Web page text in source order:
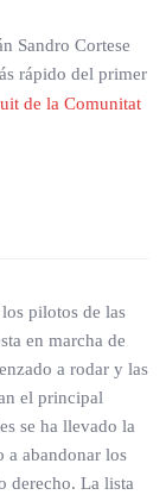
Sandro Cortese
rápido del primer
de la Comunitat
pilotos de las
en marcha de
a rodar y las
el principal
se ha llevado la
a abandonar los
derecho. La lista